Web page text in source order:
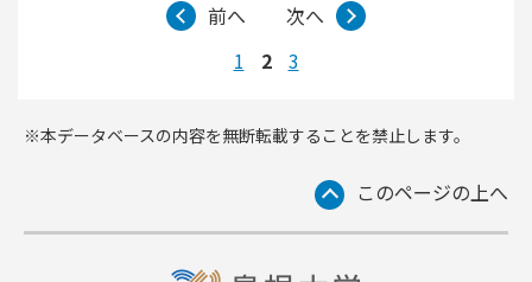
前へ
次へ
1
2 3
※本データベースの内容を無断転載することを禁止します。
このページの上へ